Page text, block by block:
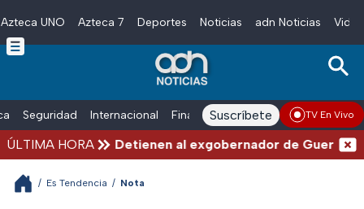
Skip to main content
Azteca UNO Azteca 7 Deportes Noticias adn Noticias
Seguridad Internacional Finanzas adn Noticias Radio
Suscríbete TV En Vivo
ÚLTIMA HORADetienen al exgobernador de Guerrero,
/ Es Tendencia / Nota